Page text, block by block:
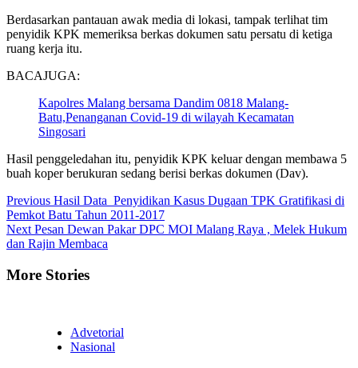
Berdasarkan pantauan awak media di lokasi, tampak terlihat tim
penyidik KPK memeriksa berkas dokumen satu persatu di ketiga
ruang kerja itu.
BACAJUGA:
Kapolres Malang bersama Dandim 0818 Malang-
Batu,Penanganan Covid-19 di wilayah Kecamatan
Singosari
Hasil penggeledahan itu, penyidik KPK keluar dengan membawa 5
buah koper berukuran sedang berisi berkas dokumen (Dav).
Continue
Reading
Previous Hasil Data Penyidikan Kasus Dugaan TPK Gratifikasi di
Pemkot Batu Tahun 2011-2017
Next Pesan Dewan Pakar DPC MOI Malang Raya , Melek Hukum
dan Rajin Membaca
More Stories
Advetorial
Nasional